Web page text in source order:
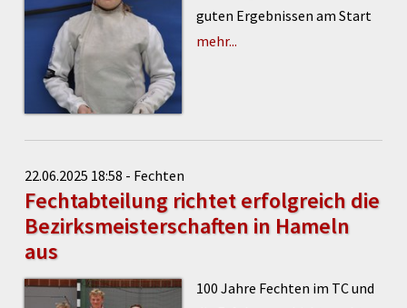
guten Ergebnissen am Start
mehr...
22.06.2025 18:58 - Fechten
Fechtabteilung richtet erfolgreich die
Bezirksmeisterschaften in Hameln
aus
100 Jahre Fechten im TC und